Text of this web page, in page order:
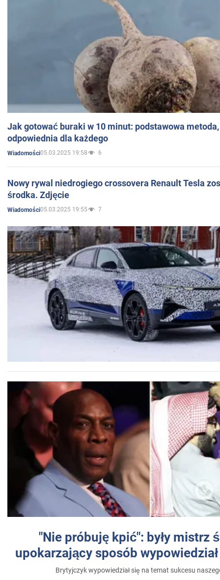
Jak gotować buraki w 10 minut: podstawowa
odpowiednia dla każdego
Wiadomości05.03.2025 19:58 6
Nowy rywal niedrogiego crossovera Renault Tesla
środka. Zdjęcie
Wiadomości05.03.2025 19:55 7
"Nie próbuję kpić": były mistrz
upokarzający sposób
Brytyjczyk wypowiedział się na temat sukcesu